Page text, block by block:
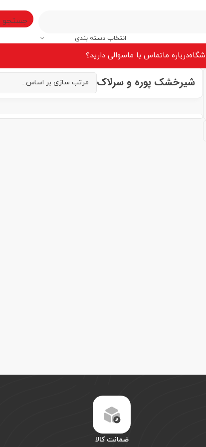
انتخاب دسته بندی
جستجو
درباره ماتماس با ماسوالی دارید؟
شیرخشک پوره و سرلاک
ضمانت کالا